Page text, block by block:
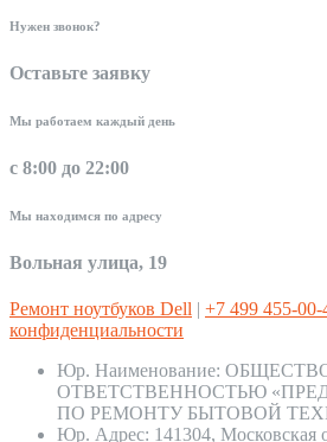
Нужен звонок?
Оставьте заявку
Мы работаем каждый день
с 8:00 до 22:00
Мы находимся по адресу
Вольная улица, 19
Ремонт ноутбуков Dell | +7 499 455-00-
конфиденциальности
Юр. Наименование:
ОТВЕТСТВЕННОСТЬЮ
ПО РЕМОНТУ БЫТОВОЙ
Юр. Адрес: 141304, Московская